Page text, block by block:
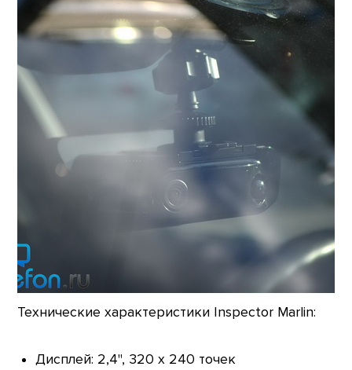
Технические характеристики Inspector Marlin:
Дисплей: 2,4", 320 х 240 точек